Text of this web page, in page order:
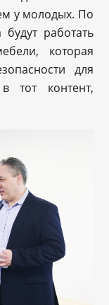
у молодых. По
работать
которая
для
тот контент,